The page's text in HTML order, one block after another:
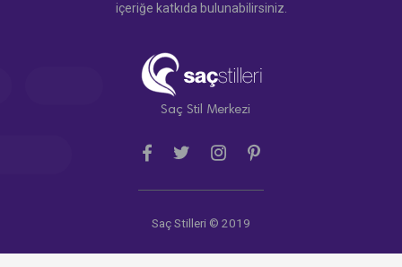
içeriğe katkıda bulunabilirsiniz.
Saç Stil Merkezi
Saç Stilleri © 2019